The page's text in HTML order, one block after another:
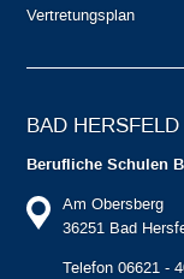
Vertretungsplan
BAD HERSFELD
Berufliche Schulen
Am Obersberg
36251 Bad
Telefon 06621 -